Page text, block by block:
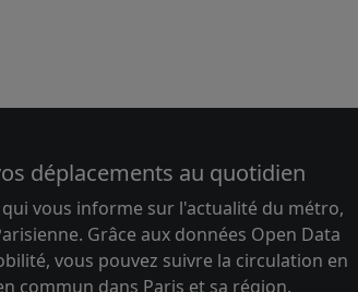
déplacements au quotidien
vous informe sur l'actualité du métro,
Grâce aux données Open Data
vous pouvez suivre la circulation en
commun dans Paris et sa région.